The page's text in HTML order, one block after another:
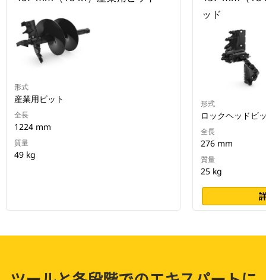
形式
産業用ビット
全長
1224 mm
質量
49 kg
ッド
形式
ロックヘッドビ
全長
276 mm
質量
25 kg